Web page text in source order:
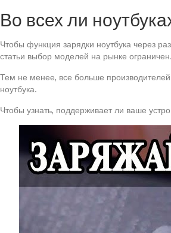
Во всех ли
Чтобы функция зарядки ноутбука через
статьи выбор моделей на рынке ограничен.
Тем не менее, все больше производителей
ноутбука.
Чтобы узнать, поддерживает ли ваше